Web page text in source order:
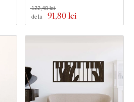
de la 91,80 lei
122,40 lei